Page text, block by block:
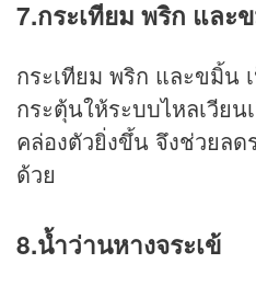
7.กระเทียม พริก และ
กระเทียม พริก และขมิ้น
กระตุ้นให้ระบบไหลเวียน
คล่องตัวยิ่งขึ้น จึงช่วยล
ด้วย
8.น้ำว่านหางจระเข้